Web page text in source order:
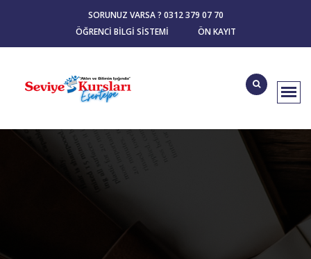
SORUNUZ VARSA ? 0312 379 07 70
ÖĞRENCI BILGI SISTEMI
ÖN KAYIT